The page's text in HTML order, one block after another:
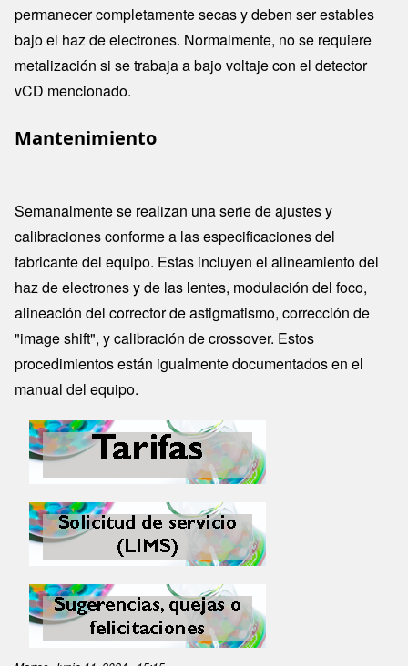
permanecer completamente secas y deben ser estables
bajo el haz de electrones. Normalmente, no se requiere
metalización si se trabaja a bajo voltaje con el detector
vCD mencionado.
Mantenimiento
Semanalmente se realizan una serie de ajustes y
calibraciones conforme a las especificaciones del
fabricante del equipo. Estas incluyen el alineamiento del
haz de electrones y de las lentes, modulación del foco,
alineación del corrector de astigmatismo, corrección de
"image shift", y calibración de crossover. Estos
procedimientos están igualmente documentados en el
manual del equipo.
Image
Image
Image